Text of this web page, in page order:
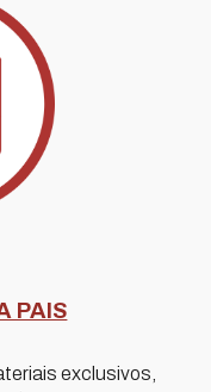
PAIS
exclusivos,